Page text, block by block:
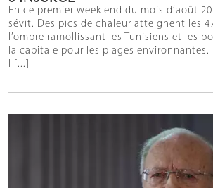
En ce premier week end du mois d’août
sévit. Des pics de chaleur atteignent les 47
l’ombre ramollissant les Tunisiens et les
la capitale pour les plages
l [...]